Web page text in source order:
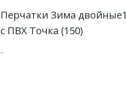
Перчатки Зима
с ПВХ Точка (150)
..